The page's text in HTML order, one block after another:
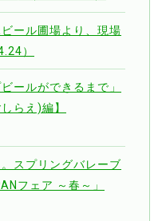
ール圃場より、現場
）
ールができるまで」
らえ)編】
スプリングバレーブ
フェア ～春～」